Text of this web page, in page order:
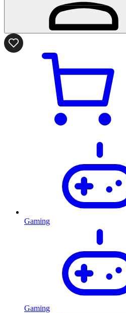
Gaming
Gaming